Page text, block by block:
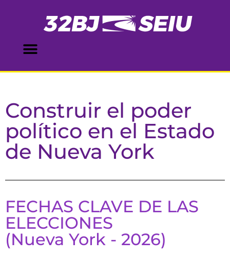
Construir el poder
político en el Estado
de Nueva York
FECHAS CLAVE DE LAS
ELECCIONES
(Nueva York - 2026)